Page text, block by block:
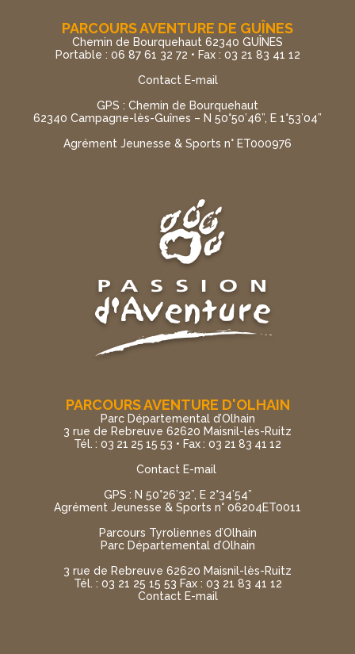
PARCOURS AVENTURE DE GUÎNES
Chemin de Bourquehaut 62340 GUÎNES
Portable : 06 87 61 32 72 • Fax : 03 21 83 41 12
Contact E-mail
GPS : Chemin de Bourquehaut
62340 Campagne-lès-Guînes – N 50°50’46”, E 1°53’04”
Agrément Jeunesse & Sports n° ET000976
PARCOURS AVENTURE D'OLHAIN
Parc Départemental d’Olhain
3 rue de Rebreuve 62620 Maisnil-lès-Ruitz
Tél. : 03 21 25 15 53 • Fax : 03 21 83 41 12
Contact E-mail
GPS : N 50°26’32”, E 2°34’54”
Agrément Jeunesse & Sports n° 06204ET0011
Parcours Tyroliennes d’Olhain
Parc Départemental d’Olhain
3 rue de Rebreuve 62620 Maisnil-lès-Ruitz
Tél. : 03 21 25 15 53 Fax : 03 21 83 41 12
Contact E-mail